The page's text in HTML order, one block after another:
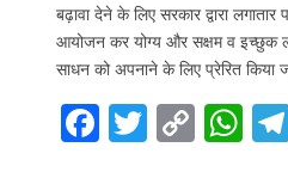
बढ़ावा देने के लिए सरकार द्वारा
आयोजन कर योग्य और सक्षम व इच्छुक
साधन को अपनाने के लिए प्रेरित किया
F T C W